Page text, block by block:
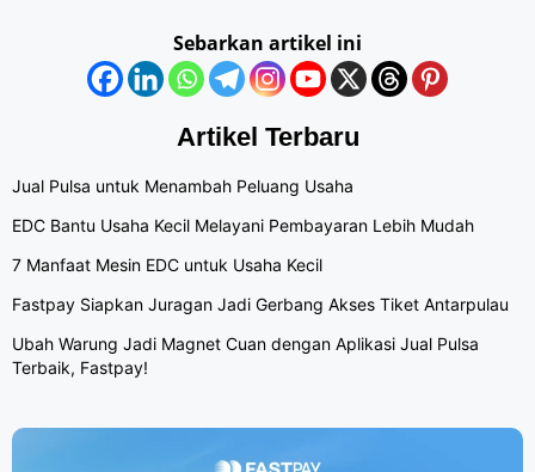
Sebarkan artikel ini
Artikel Terbaru
Jual Pulsa untuk Menambah Peluang Usaha
EDC Bantu Usaha Kecil Melayani Pembayaran Lebih Mudah
7 Manfaat Mesin EDC untuk Usaha Kecil
Fastpay Siapkan Juragan Jadi Gerbang Akses Tiket Antarpulau
Ubah Warung Jadi Magnet Cuan dengan Aplikasi Jual Pulsa
Terbaik, Fastpay!